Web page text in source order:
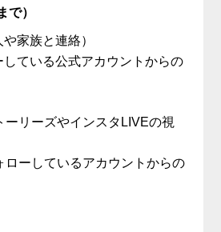
で）
家族と連絡）
している公式アカウントからの
ーリーズやインスタLIVEの視
ローしているアカウントからの